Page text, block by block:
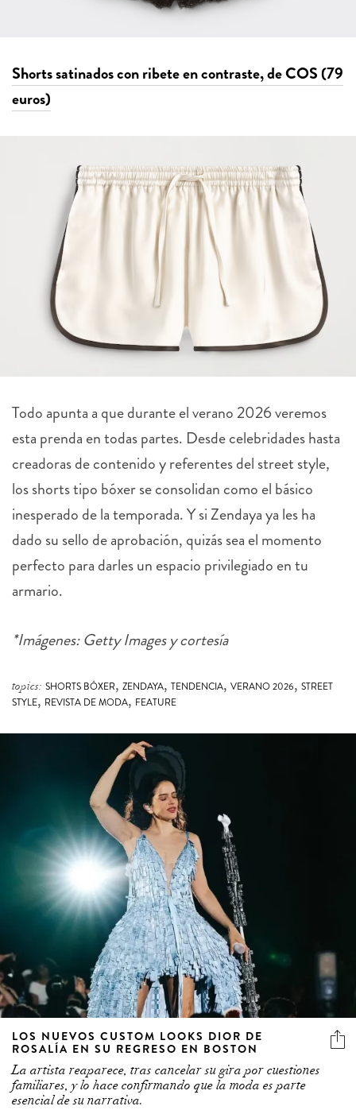
Shorts satinados con ribete en contraste, de COS (79
euros)
Todo apunta a que durante el verano 2026 veremos
esta prenda en todas partes. Desde celebridades hasta
creadoras de contenido y referentes del street style,
los shorts tipo bóxer se consolidan como el básico
inesperado de la temporada. Y si Zendaya ya les ha
dado su sello de aprobación, quizás sea el momento
perfecto para darles un espacio privilegiado en tu
armario.
*Imágenes: Getty Images y cortesía
topics: SHORTS BÓXER, ZENDAYA, TENDENCIA, VERANO 2026, STREET
STYLE, REVISTA DE MODA, FEATURE
LOS NUEVOS CUSTOM LOOKS DIOR DE
ROSALÍA EN SU REGRESO EN BOSTON
La artista reaparece, tras cancelar su gira por cuestiones
familiares, y lo hace confirmando que la moda es parte
esencial de su narrativa.